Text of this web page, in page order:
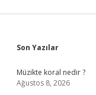
Sidebar
Son Yazılar
Müzikte koral nedir ?
Ağustos 8, 2026